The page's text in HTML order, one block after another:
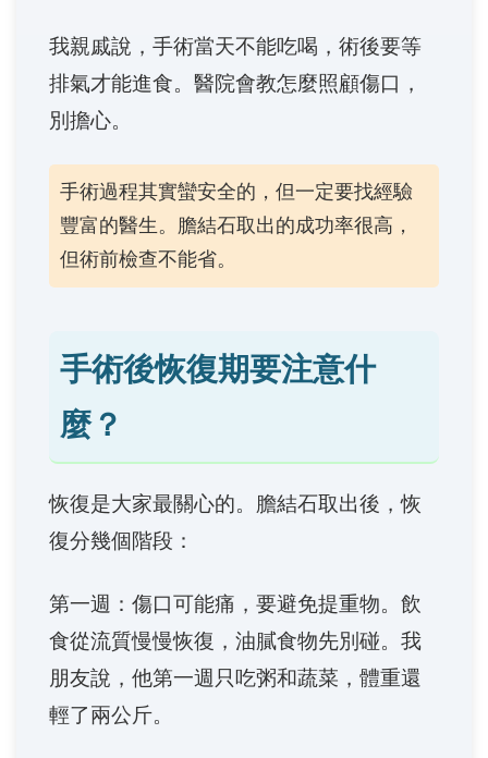
我親戚說，手術當天不能吃喝，術後要等
排氣才能進食。醫院會教怎麼照顧傷口，
別擔心。
手術過程其實蠻安全的，但一定要找經驗
豐富的醫生。膽結石取出的成功率很高，
但術前檢查不能省。
手術後恢復期要注意什
麼？
恢復是大家最關心的。膽結石取出後，恢
復分幾個階段：
第一週：傷口可能痛，要避免提重物。飲
食從流質慢慢恢復，油膩食物先別碰。我
朋友說，他第一週只吃粥和蔬菜，體重還
輕了兩公斤。